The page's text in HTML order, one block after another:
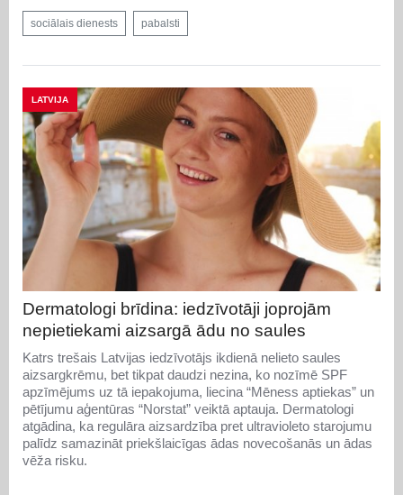
sociālais dienests pabalsti
LATVIJA
Dermatologi brīdina: iedzīvotāji joprojām
nepietiekami aizsargā ādu no saules
Katrs trešais Latvijas iedzīvotājs ikdienā nelieto saules
aizsargkrēmu, bet tikpat daudzi nezina, ko nozīmē SPF
apzīmējums uz tā iepakojuma, liecina “Mēness aptiekas” un
pētījumu aģentūras “Norstat” veiktā aptauja. Dermatologi
atgādina, ka regulāra aizsardzība pret ultravioleto starojumu
palīdz samazināt priekšlaicīgas ādas novecošanās un ādas
vēža risku.